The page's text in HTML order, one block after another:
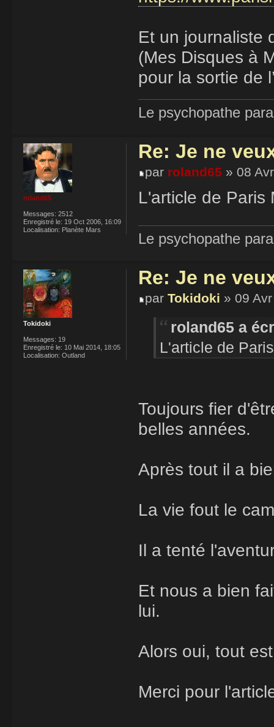
Et un journaliste
(Mes Disques à
pour la sortie de
Le psychopathe
Re: Je ne
par roland65 » 08
L'article de
Le psychopathe
roland65
Messages: 2512
Enregistré le: 19 Oct 2006, 16:09
Localisation: Planète Mars
Re: Je ne
par Tokidoki » 09
roland65 a
L'article de
Toujours fier
belles années.
Après tout il a
La vie fout le
Il a tenté
Et nous a bien
lui.
Alors oui, tout
Merci pour
Tokidoki
Messages: 19
Enregistré le: 10 Mai 2014, 18:05
Localisation: Outland